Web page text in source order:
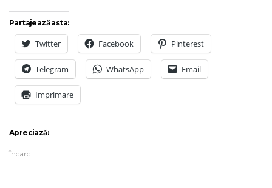
Partajează asta:
Twitter Facebook Pinterest
Telegram WhatsApp Email
Imprimare
Apreciază:
Încarc...